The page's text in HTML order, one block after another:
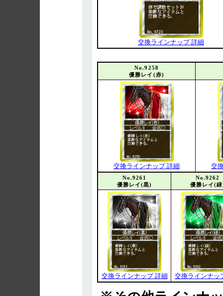
交換ラインナップ 詳細
No.9258
優勝レイ(赤)
交換ラインナップ 詳細 交
No.9261
優勝レイ(黒)
No.9262
優勝レイ(
交換ラインナップ 詳細 交換ラインナッ